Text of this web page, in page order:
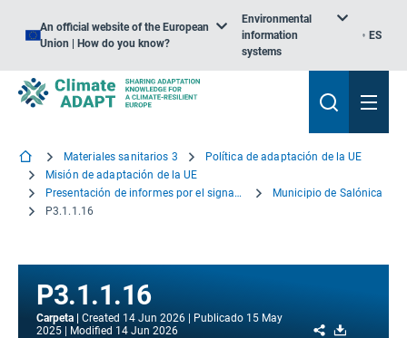
An official website of the European
Union | How do you know?
Environmental
information
systems
ES
Materiales sanitarios 3
Política de adaptación de la UE
Misión de adaptación de la UE
Presentación de informes por el signatario
Municipio de Salónica
P3.1.1.16
P3.1.1.16
Carpeta Created 14 Jun 2026 Publicado 15 May
2025
Modified 14 Jun 2026 Share